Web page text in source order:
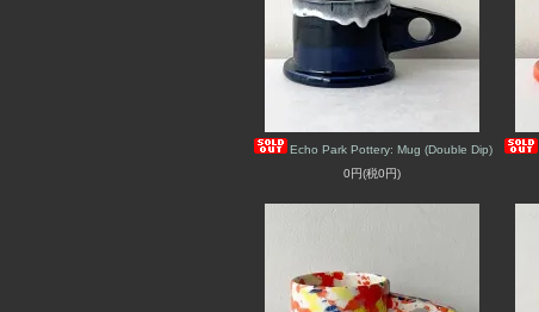
Echo Park Pottery: Mug (Double Dip)
0円(税0円)